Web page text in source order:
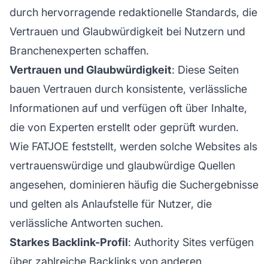
durch hervorragende redaktionelle Standards, die
Vertrauen und Glaubwürdigkeit bei Nutzern und
Branchenexperten schaffen.
Vertrauen und Glaubwürdigkeit: Diese Seiten
bauen Vertrauen durch konsistente, verlässliche
Informationen auf und verfügen oft über Inhalte,
die von Experten erstellt oder geprüft wurden.
Wie FATJOE feststellt, werden solche Websites als
vertrauenswürdige und glaubwürdige Quellen
angesehen, dominieren häufig die Suchergebnisse
und gelten als Anlaufstelle für Nutzer, die
verlässliche Antworten suchen.
Starkes Backlink-Profil: Authority Sites verfügen
über zahlreiche Backlinks von anderen